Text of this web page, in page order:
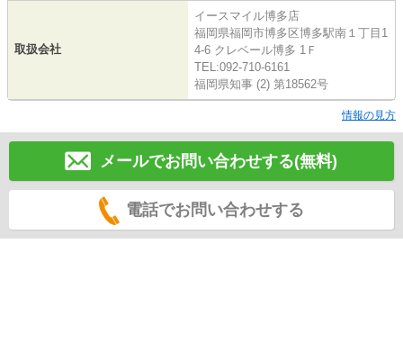
取扱会社
イースマイル博多店
福岡県福岡市博多区博多駅南１丁目1
4-6 クレベール博多 1Ｆ
TEL:092-710-6161
福岡県知事 (2) 第18562号
情報の見方
メールでお問い合わせする(無料)
電話でお問い合わせする